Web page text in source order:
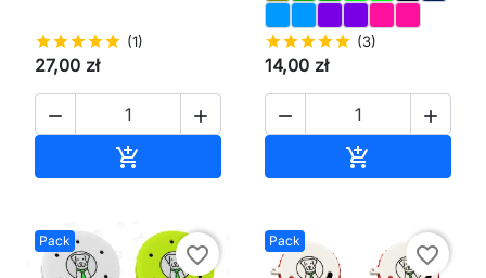
starstarstarstarstar (1)
27,00 zł
 

starstarstarstarstar (3)
14,00 zł
 

Pack
favorite_border
Pack
favorite_border